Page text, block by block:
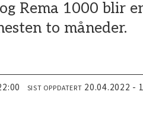
Rema 1000 blir
to måneder.
SIST OPPDATERT 20.04.2022 -